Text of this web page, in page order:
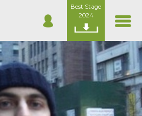
Best Stage
2024